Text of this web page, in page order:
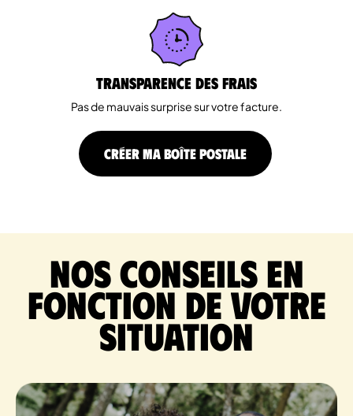
Transparence des Frais
Pas de mauvais surprise sur votre facture.
CRÉER MA BOÎTE POSTALE
Nos conseils en
fonction de votre
situation